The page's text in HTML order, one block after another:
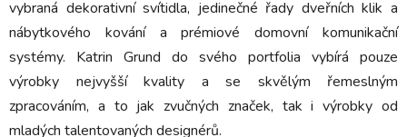
vybraná dekorativní svítidla, jedinečné řady dveřních klik a
nábytkového kování a prémiové domovní komunikační
systémy. Katrin Grund do svého portfolia vybírá pouze
výrobky nejvyšší kvality a se skvělým řemeslným
zpracováním, a to jak zvučných značek, tak i výrobky od
mladých talentovaných designérů.